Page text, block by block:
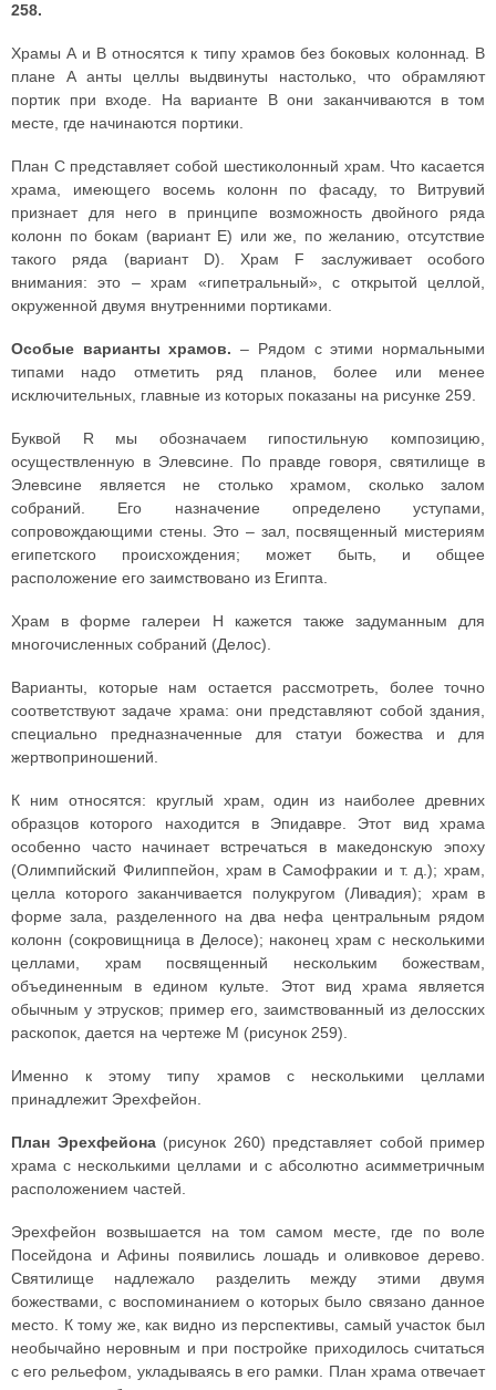
258.
Храмы A и B относятся к типу храмов без боковых колоннад. В
плане A анты целлы выдвинуты настолько, что обрамляют
портик при входе. На варианте B они заканчиваются в том
месте, где начинаются портики.
План C представляет собой шестиколонный храм. Что касается
храма, имеющего восемь колонн по фасаду, то Витрувий
признает для него в принципе возможность двойного ряда
колонн по бокам (вариант E) или же, по желанию, отсутствие
такого ряда (вариант D). Храм F заслуживает особого
внимания: это – храм «гипетральный», с открытой целлой,
окруженной двумя внутренними портиками.
Особые варианты храмов. – Рядом с этими нормальными
типами надо отметить ряд планов, более или менее
исключительных, главные из которых показаны на рисунке 259.
Буквой R мы обозначаем гипостильную композицию,
осуществленную в Элевсине. По правде говоря, святилище в
Элевсине является не столько храмом, сколько залом
собраний. Его назначение определено уступами,
сопровождающими стены. Это – зал, посвященный мистериям
египетского происхождения; может быть, и общее
расположение его заимствовано из Египта.
Храм в форме галереи H кажется также задуманным для
многочисленных собраний (Делос).
Варианты, которые нам остается рассмотреть, более точно
соответствуют задаче храма: они представляют собой здания,
специально предназначенные для статуи божества и для
жертвоприношений.
К ним относятся: круглый храм, один из наиболее древних
образцов которого находится в Эпидавре. Этот вид храма
особенно часто начинает встречаться в македонскую эпоху
(Олимпийский Филиппейон, храм в Самофракии и т. д.); храм,
целла которого заканчивается полукругом (Ливадия); храм в
форме зала, разделенного на два нефа центральным рядом
колонн (сокровищница в Делосе); наконец храм с несколькими
целлами, храм посвященный нескольким божествам,
объединенным в едином культе. Этот вид храма является
обычным у этрусков; пример его, заимствованный из делосских
раскопок, дается на чертеже M (рисунок 259).
Именно к этому типу храмов с несколькими целлами
принадлежит Эрехфейон.
План Эрехфейона(рисунок 260) представляет собой пример
храма с несколькими целлами и с абсолютно асимметричным
расположением частей.
Эрехфейон возвышается на том самом месте, где по воле
Посейдона и Афины появились лошадь и оливковое дерево.
Святилище надлежало разделить между этими двумя
божествами, с воспоминанием о которых было связано данное
место. К тому же, как видно из перспективы, самый участок был
необычайно неровным и при постройке приходилось считаться
с его рельефом, укладываясь в его рамки. План храма отвечает